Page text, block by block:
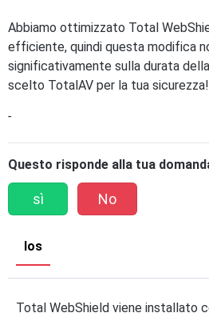
Abbiamo ottimizzato Total
efficiente, quindi questa modifica
significativamente sulla durata
scelto TotalAV per la tua sicurezza!
-
Questo risponde alla tua
sì No
Ios
Total WebShield viene installato